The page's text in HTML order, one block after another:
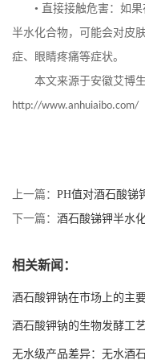
• 直接接触危害：如
半水化合物，可能会对皮
症、眼睛疼痛等症状。
本文来源于安徽艾博
http://www.anhuiaibo.com/
上一篇： PH值对酒石酸锑
下一篇： 酒石酸锑钾半水
相关新闻：
酒石酸钾钠在市场上的主
酒石酸钾钠的生物发酵工
无水级产品差异：无水酒